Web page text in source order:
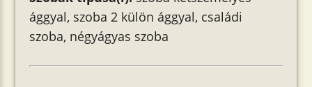
ággyal, szoba 2 külön ággyal, családi
szoba, négyágyas szoba